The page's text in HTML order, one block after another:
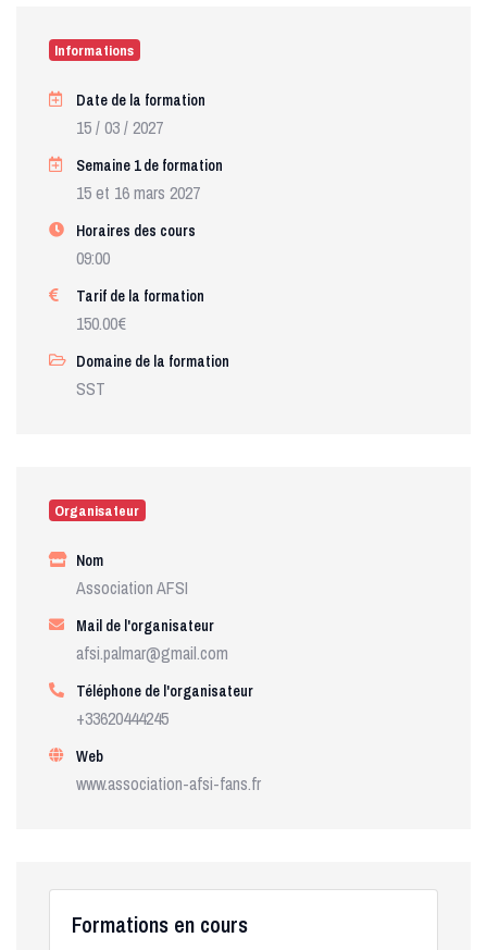
Informations
Date de la formation
15 / 03 / 2027
Semaine 1 de formation
15 et 16 mars 2027
Horaires des cours
09:00
Tarif de la formation
150.00€
Domaine de la formation
SST
Organisateur
Nom
Association AFSI
Mail de l'organisateur
afsi.palmar@gmail.com
Téléphone de l'organisateur
+33620444245
Web
www.association-afsi-fans.fr
Formations en cours